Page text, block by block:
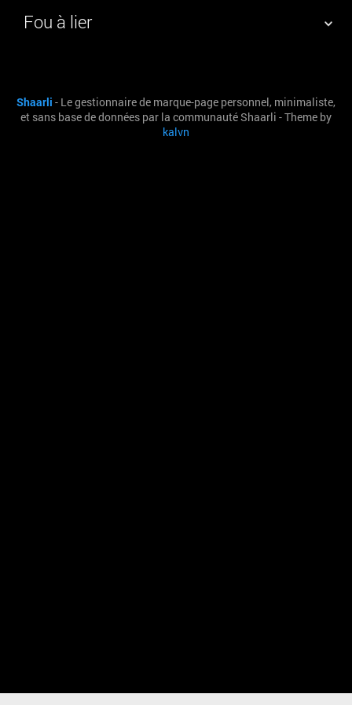
Fou à lier
QUOTIDIEN RECHERCHER
Shaarli - Le gestionnaire de marque-page personnel, minimaliste,
et sans base de données par la communauté Shaarli - Theme by
kalvn